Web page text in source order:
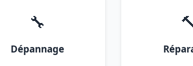
🔧
Dépannage